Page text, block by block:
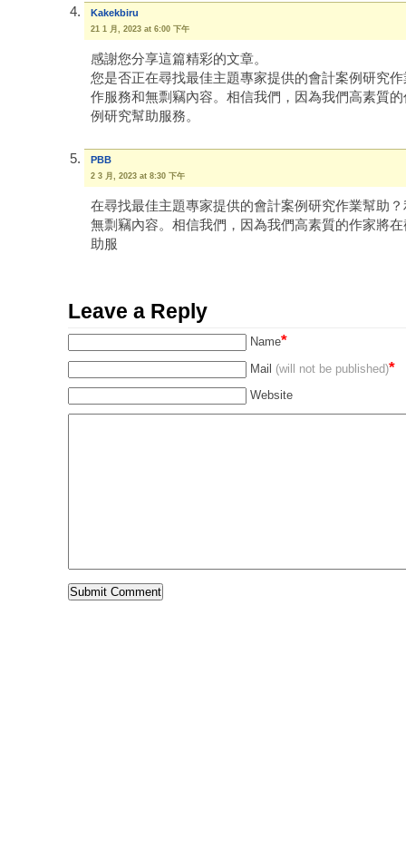
Kakekbiru
21 1 月, 2023 at 6:00 下午
感謝您分享這篇精彩的文章。
您是否正在尋找最佳主題專家提供的會計案例研究
作服務和無剽竊內容。相信我們，因為我們高素質
例研究幫助服務。
PBB
2 3 月, 2023 at 8:30 下午
在尋找最佳主題專家提供的會計案例研究作業幫助
無剽竊內容。相信我們，因為我們高素質的作家將
助服
Leave a Reply
Name*
Mail (will not be published)*
Website